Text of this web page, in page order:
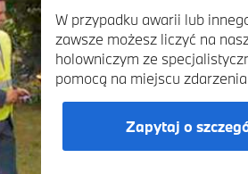
W przypadku awarii lub
zawsze możesz liczyć na
holowniczym ze
pomocą na miejscu
Zapytaj o